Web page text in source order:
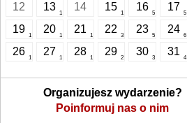
12 13
1
14 15
1
16
5
17
5
19
1
20
1
21
1
22
3
23
5
24
6
26
1
27
1
28
1
29
2
30
3
31
4
Organizujesz wydarzenie?
Poinformuj nas o nim